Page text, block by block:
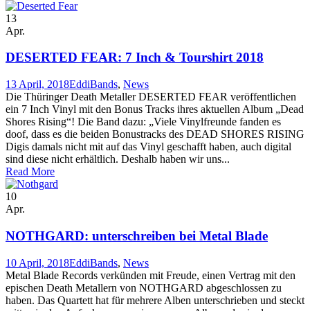
13
Apr.
DESERTED FEAR: 7 Inch & Tourshirt 2018
13 April, 2018EddiBands, News
Die Thüringer Death Metaller DESERTED FEAR veröffentlichen
ein 7 Inch Vinyl mit den Bonus Tracks ihres aktuellen Album „Dead
Shores Rising“! Die Band dazu: „Viele Vinylfreunde fanden es
doof, dass es die beiden Bonustracks des DEAD SHORES RISING
Digis damals nicht mit auf das Vinyl geschafft haben, auch digital
sind diese nicht erhältlich. Deshalb haben wir uns...
Read More
10
Apr.
NOTHGARD: unterschreiben bei Metal Blade
10 April, 2018EddiBands, News
Metal Blade Records verkünden mit Freude, einen Vertrag mit den
epischen Death Metallern von NOTHGARD abgeschlossen zu
haben. Das Quartett hat für mehrere Alben unterschrieben und steckt